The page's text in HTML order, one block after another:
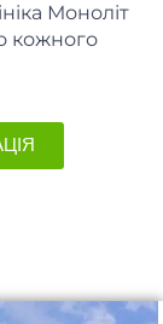
Моноліт
кожного